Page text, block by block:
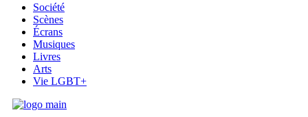
Société
Scènes
Écrans
Musiques
Livres
Arts
Vie LGBT+